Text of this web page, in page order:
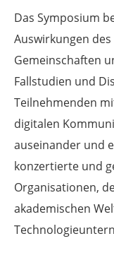
Das Symposium
Auswirkungen
Gemeinschaften
Fallstudien und
Teilnehmenden
digitalen
auseinander und
konzertierte und
Organisationen,
akademischen